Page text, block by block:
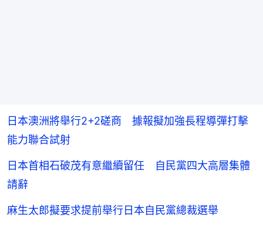
日本澳洲將舉行2+2磋商 據報擬加強長程導彈打擊
能力聯合試射
日本首相石破茂有意繼續留任 自民黨四大高層集體
請辭
麻生太郎擬要求提前舉行日本自民黨總裁選舉